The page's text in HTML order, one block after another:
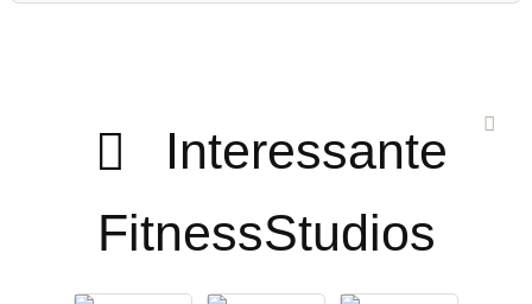
Interessante
FitnessStudios